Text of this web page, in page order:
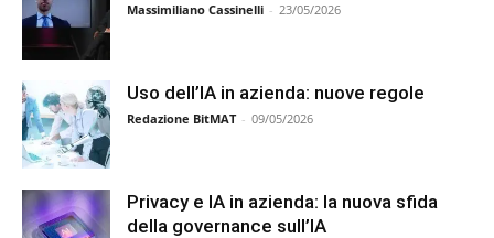
Massimiliano Cassinelli - 23/05/2026
Uso dell’IA in azienda: nuove regole
Redazione BitMAT - 09/05/2026
Privacy e IA in azienda: la nuova sfida
della governance sull’IA